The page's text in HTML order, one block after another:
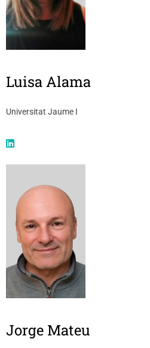
Luisa Alama
Universitat Jaume I
Jorge Mateu